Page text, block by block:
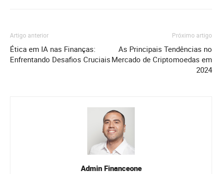
Artigo anterior
Ética em IA nas Finanças:
Enfrentando Desafios Cruciais
Próximo artigo
As Principais Tendências no
Mercado de Criptomoedas em
2024
Admin Financeone